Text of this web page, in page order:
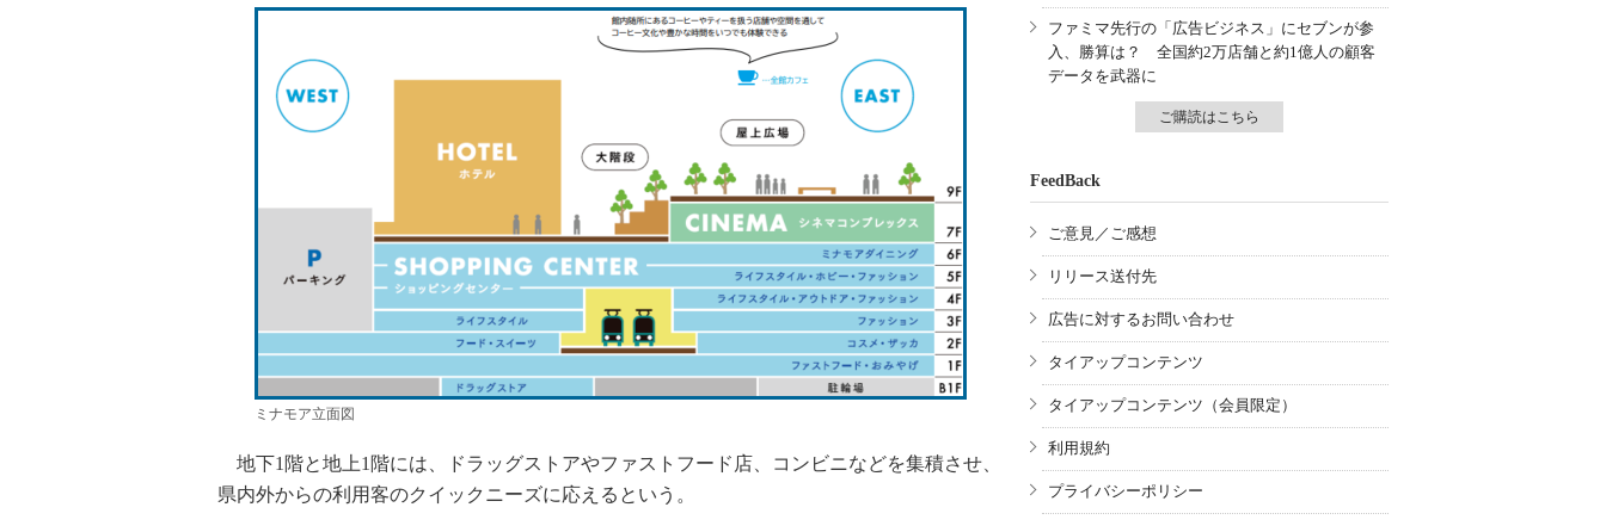
ミナモア立面図
地下1階と地上1階には、ドラッグストアやファストフード店、コンビニなどを集積させ、
県内外からの利用客のクイックニーズに応えるという。
ファミマ先行の「広告ビジネス」にセブンが参
入、勝算は？ 全国約2万店舗と約1億人の顧客
データを武器に
ご購読はこちら
FeedBack
ご意見／ご感想
リリース送付先
広告に対するお問い合わせ
タイアップコンテンツ
タイアップコンテンツ（会員限定）
利用規約
プライバシーポリシー